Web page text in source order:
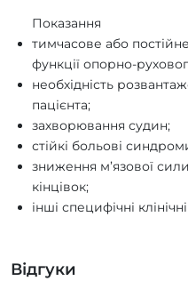
Показання
тимчасове або
функції опорно-
необхідність
пацієнта;
захворювання судин;
стійкі больові
зниження м’язової
кінцівок;
інші специфічні
Відгуки